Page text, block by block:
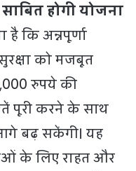
होगी योजना
कि अन्नपूर्णा
को मजबूत
रुपये की
पूरी करने के साथ
बढ़ सकेंगी। यह
के लिए राहत और